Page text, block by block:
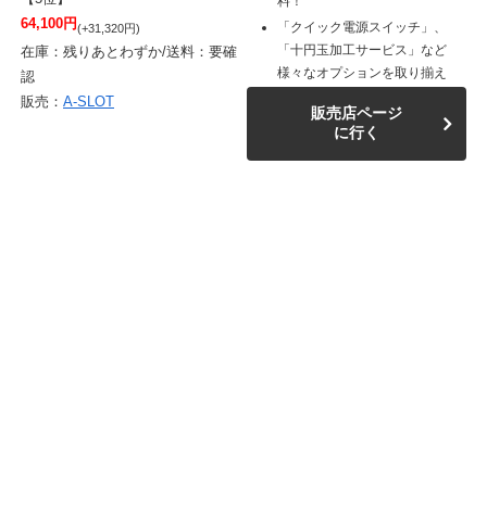
64,100円(+31,320円)
在庫：残りあとわずか/送料：要確
認
販売： A-SLOT
「クイック電源スイッチ」、
「十円玉加工サービス」など
様々なオプションを取り揃え
販売店ページ
に行く